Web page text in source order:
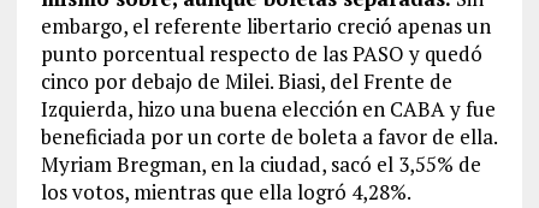
embargo, el referente libertario creció apenas un
punto porcentual respecto de las PASO y quedó
cinco por debajo de Milei. Biasi, del Frente de
Izquierda, hizo una buena elección en CABA y fue
beneficiada por un corte de boleta a favor de ella.
Myriam Bregman, en la ciudad, sacó el 3,55% de
los votos, mientras que ella logró 4,28%.